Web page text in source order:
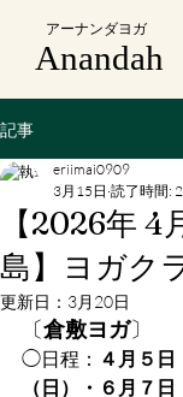
Anandah
アーナンダヨガ
記事
【2026年 4
島】ヨガク
eriimai0909
3月15日 読了時間:
更新日： 3月20日
〔倉敷ヨガ〕
◯日程： ４月５日
（日）・６月７日